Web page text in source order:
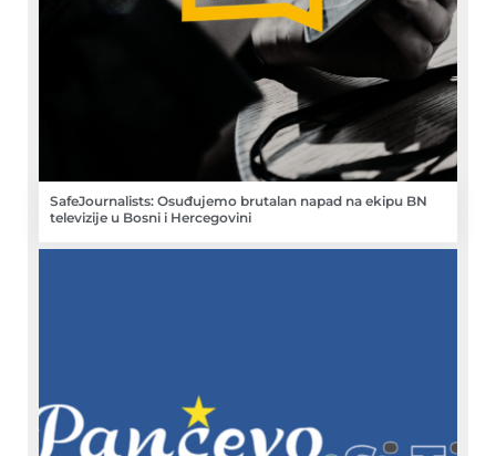
SafeJournalists: Osuđujemo brutalan napad na ekipu BN
televizije u Bosni i Hercegovini